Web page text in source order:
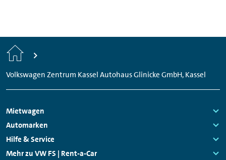
Start
Volkswagen Zentrum Kassel Autohaus Glinicke GmbH, Kassel
Footer
Navigation
Mietwagen
Links:
Automarken
Links:
Hilfe & Service
Links:
Mehr zu VW FS | Rent-a-Car